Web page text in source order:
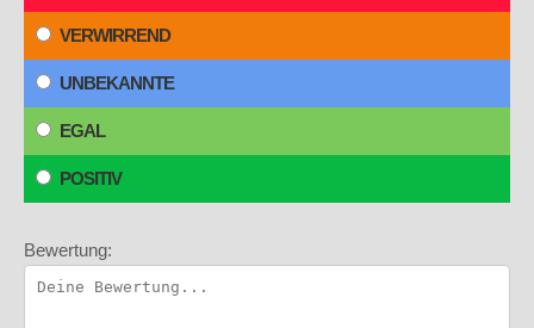
VERWIRREND
UNBEKANNTE
EGAL
POSITIV
Bewertung: